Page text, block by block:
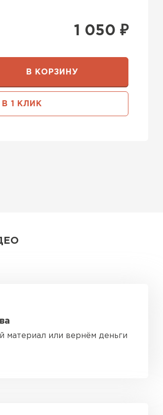
1 050 ₽
В КОРЗИНУ
КУПИТЬ В 1 КЛИК
материал или вернём деньги